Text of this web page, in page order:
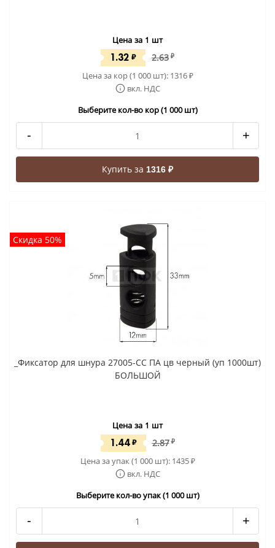
Цена за 1 шт
1.32 ₽ 2.63 ₽
Цена за кор (1 000 шт): 1316₽
вкл. НДС
Выберите кол-во кор (1 000 шт)
- +
Купить за 1316 ₽
Скидка 50%
_Фиксатор для шнура 27005-СС ПА цв черный (уп 1000шт)
БОЛЬШОЙ
Цена за 1 шт
1.44 ₽ 2.87 ₽
Цена за упак (1 000 шт): 1435₽
вкл. НДС
Выберите кол-во упак (1 000 шт)
- +